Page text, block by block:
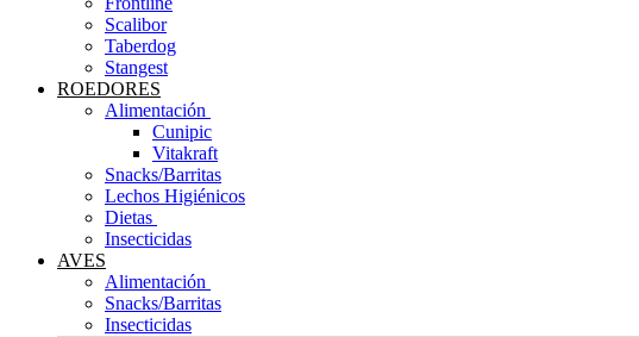
Scalibor
Taberdog
Stangest
ROEDORES
Alimentación ​
Cunipic
Vitakraft
Snacks/Barritas
Lechos Higiénicos
Dietas ​
Insecticidas
AVES
Alimentación
Snacks/Barritas
Insecticidas